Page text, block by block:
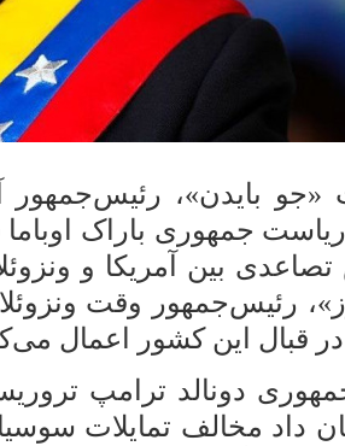
بایدن»، رئیس‌جمهور
جمهوری باراک
تصاعدی بین آمریکا و
رئیس‌جمهور وقت
در قبال این کشور اعمال
دونالد ترامپ
داد مخالف تمایلات